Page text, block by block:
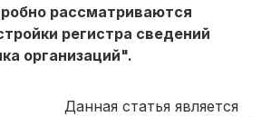
рассматриваются
регистра сведений
организаций".
Данная статья является